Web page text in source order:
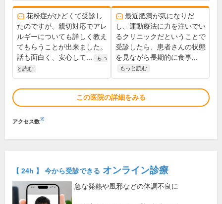
花粉症がひどくて受診し
たのですが、親切対応でアレ
ルギーについても詳しく教え
てもらうことが出来ました。
話も面白く、安心して...
もっ
と読む
最近肥満が気になりだ
し、運動療法に力を注いでい
るクリニックだということで
受診したら、患者さんの状態
を見ながら長期的に食事...
もっと読む
この医院の詳細をみる
アクセス数※
【 24h 】 今から受診できる オンライン診療
急な発熱や風邪などの体調不良に